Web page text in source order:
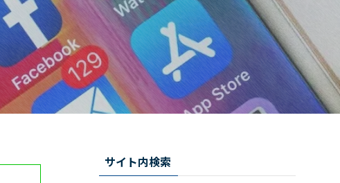
サイト内検索